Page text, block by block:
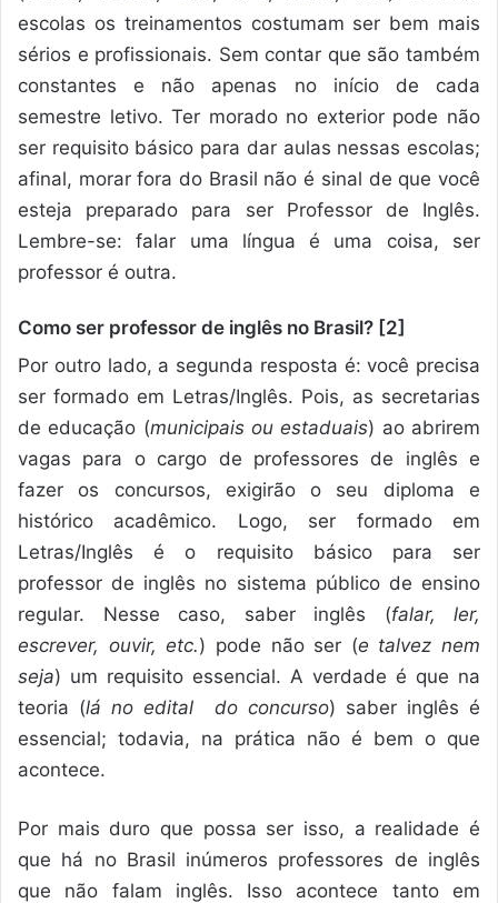
escolas os treinamentos costumam ser bem mais
sérios e profissionais. Sem contar que são também
constantes e não apenas no início de cada
semestre letivo. Ter morado no exterior pode não
ser requisito básico para dar aulas nessas escolas;
afinal, morar fora do Brasil não é sinal de que você
esteja preparado para ser Professor de Inglês.
Lembre-se: falar uma língua é uma coisa, ser
professor é outra.
Como ser professor de inglês no Brasil? [2]
Por outro lado, a segunda resposta é: você precisa
ser formado em Letras/Inglês. Pois, as secretarias
de educação (municipais ou estaduais) ao abrirem
vagas para o cargo de professores de inglês e
fazer os concursos, exigirão o seu diploma e
histórico acadêmico. Logo, ser formado em
Letras/Inglês é o requisito básico para ser
professor de inglês no sistema público de ensino
regular. Nesse caso, saber inglês (falar, ler,
escrever, ouvir, etc.) pode não ser (e talvez nem
seja) um requisito essencial. A verdade é que na
teoria (lá no edital do concurso) saber inglês é
essencial; todavia, na prática não é bem o que
acontece.
Por mais duro que possa ser isso, a realidade é
que há no Brasil inúmeros professores de inglês
que não falam inglês. Isso acontece tanto em